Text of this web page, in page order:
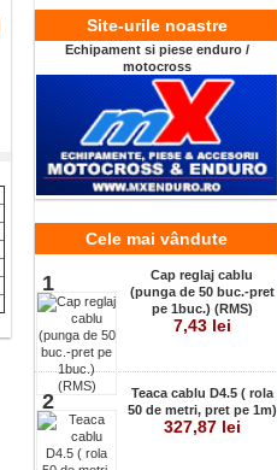
Site-urile noastre
Echipament si piese enduro /
motocross
Cele mai vândute
1
Cap reglaj cablu
(punga de 50 buc.-pret
pe 1buc.) (RMS)
7,43 lei
2
Teaca cablu D4.5 ( rola
50 de metri, pret pe 1m)
327,87 lei